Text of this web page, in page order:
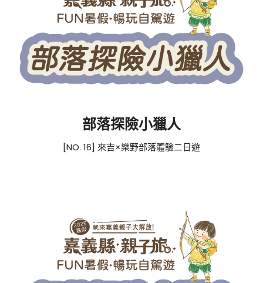
部落探險小獵人
[NO. 16] 來吉×樂野部落體驗二日遊